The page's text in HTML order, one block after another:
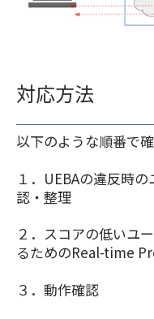
対応方法
以下のような順番で確
１．UEBAの違反時
認・整理
２．スコアの低いユ
るためのReal-time
３．動作確認